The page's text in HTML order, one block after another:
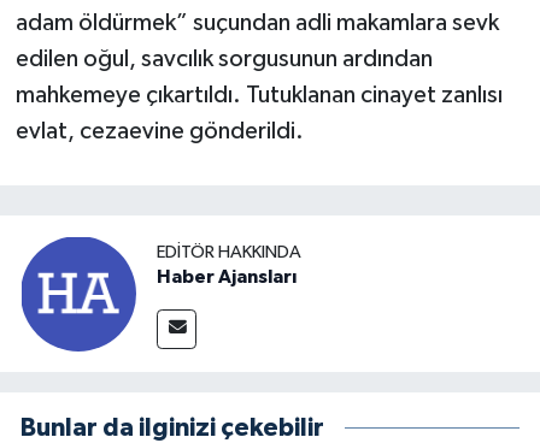
adam öldürmek” suçundan adli makamlara sevk
edilen oğul, savcılık sorgusunun ardından
mahkemeye çıkartıldı. Tutuklanan cinayet zanlısı
evlat, cezaevine gönderildi.
EDITÖR HAKKINDA
Haber Ajansları
Bunlar da ilginizi çekebilir